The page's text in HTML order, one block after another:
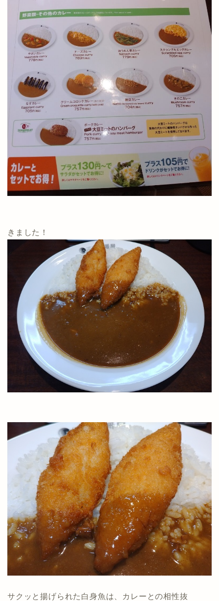
きました！
サクッと揚げられた白身魚は、カレーとの相性抜